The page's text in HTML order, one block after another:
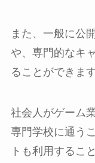
また、一般に公
や、専門的なキ
ることができます
社会人がゲーム
専門学校に通う
トも利用するこ